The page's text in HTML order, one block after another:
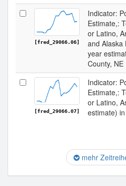
[fred_29066.06]
Indicator:
Estimate,:
or Latino,
and Alaska
year
County, NE
[fred_29066.07]
Indicator:
Estimate,:
or Latino,
estimate)
mehr